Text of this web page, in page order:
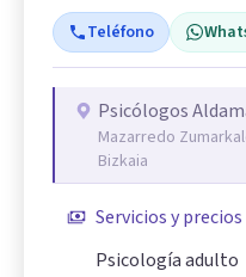
Teléfono
Psicólogos
Mazarredo
Bizkaia
Servicios y precios
Psicología adulto